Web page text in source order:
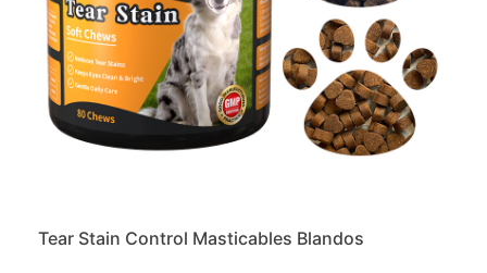
Tear Stain Control Masticables Blandos